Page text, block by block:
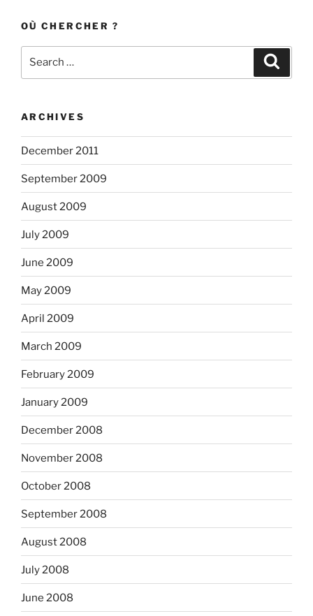
OÙ CHERCHER ?
ARCHIVES
December 2011
September 2009
August 2009
July 2009
June 2009
May 2009
April 2009
March 2009
February 2009
January 2009
December 2008
November 2008
October 2008
September 2008
August 2008
July 2008
June 2008